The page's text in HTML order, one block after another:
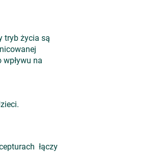
tryb życia są
na
łączy